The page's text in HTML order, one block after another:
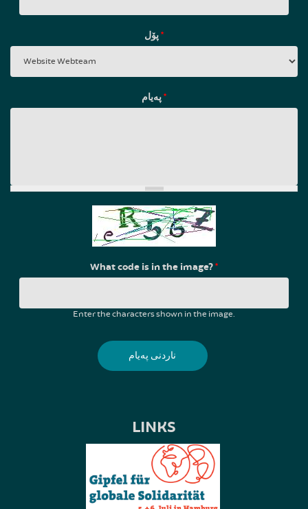
*
*
What code is in the image?*
Enter the characters shown in the image.
LINKS